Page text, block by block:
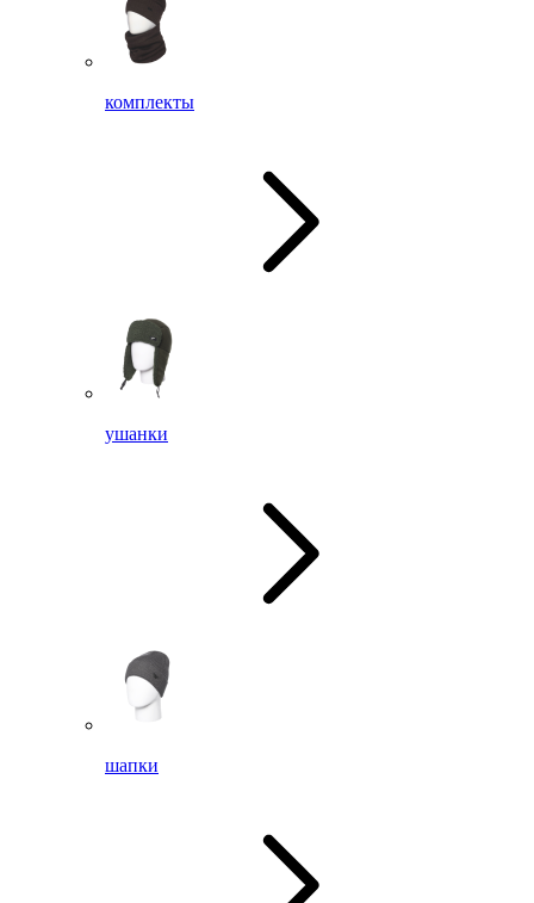
комплекты
ушанки
шапки